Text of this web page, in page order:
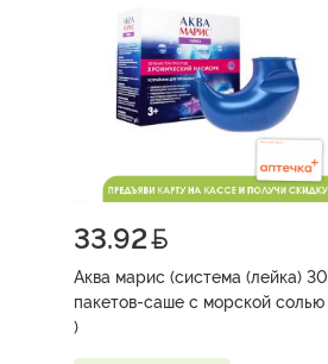
33.92
Аква марис (система (лейка) 30
пакетов-саше с морской солью
)